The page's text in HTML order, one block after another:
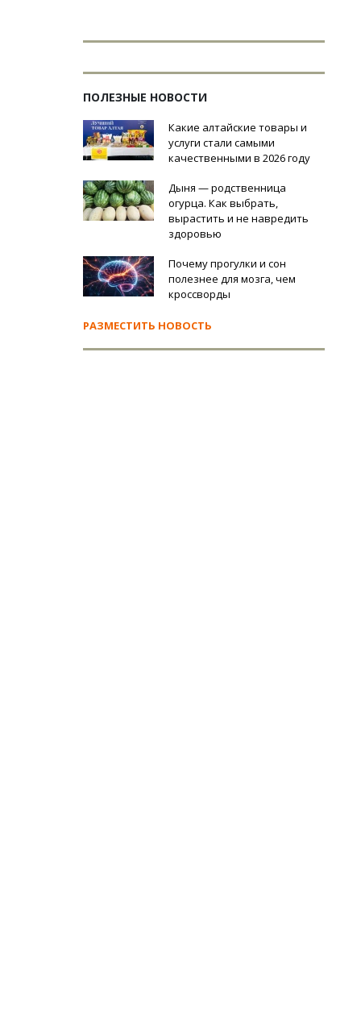
ПОЛЕЗНЫЕ НОВОСТИ
Какие алтайские товары и
услуги стали самыми
качественными в 2026 году
Дыня — родственница
огурца. Как выбрать,
вырастить и не навредить
здоровью
Почему прогулки и сон
полезнее для мозга, чем
кроссворды
РАЗМЕСТИТЬ НОВОСТЬ